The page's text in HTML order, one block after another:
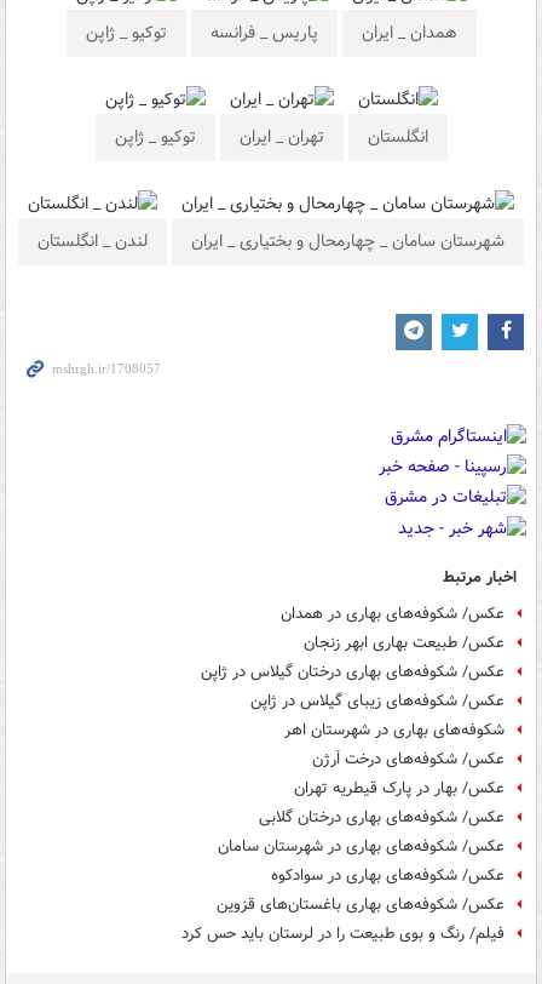
همدان _ ایران پاریس _ فرانسه توکیو _ ژاپن
انگلستان تهران _ ایران توکیو _ ژاپن
شهرستان سامان _ چهارمحال و بختیاری _ ایران لندن _ انگلستان
اخبار مرتبط
عکس/ شکوفه‌های بهاری در همدان
عکس/ طبیعت بهاری ابهر زنجان
عکس/ شکوفه‌های بهاری درختان گیلاس در ژاپن
عکس/ شکوفه‌های زیبای گیلاس در ژاپن
شکوفه‌های بهاری در شهرستان اهر
عکس/ شکوفه‌های درخت اَرژن
عکس/ بهار در پارک قیطریه تهران
عکس/ شکوفه‌های بهاری درختان گلابی
عکس/ شکوفه‌های بهاری در شهرستان سامان
عکس/ شکوفه‌های بهاری در سوادکوه
عکس/ شکوفه‌های بهاری باغستان‌های قزوین
فیلم/ رنگ و بوی طبیعت را در لرستان باید حس کرد